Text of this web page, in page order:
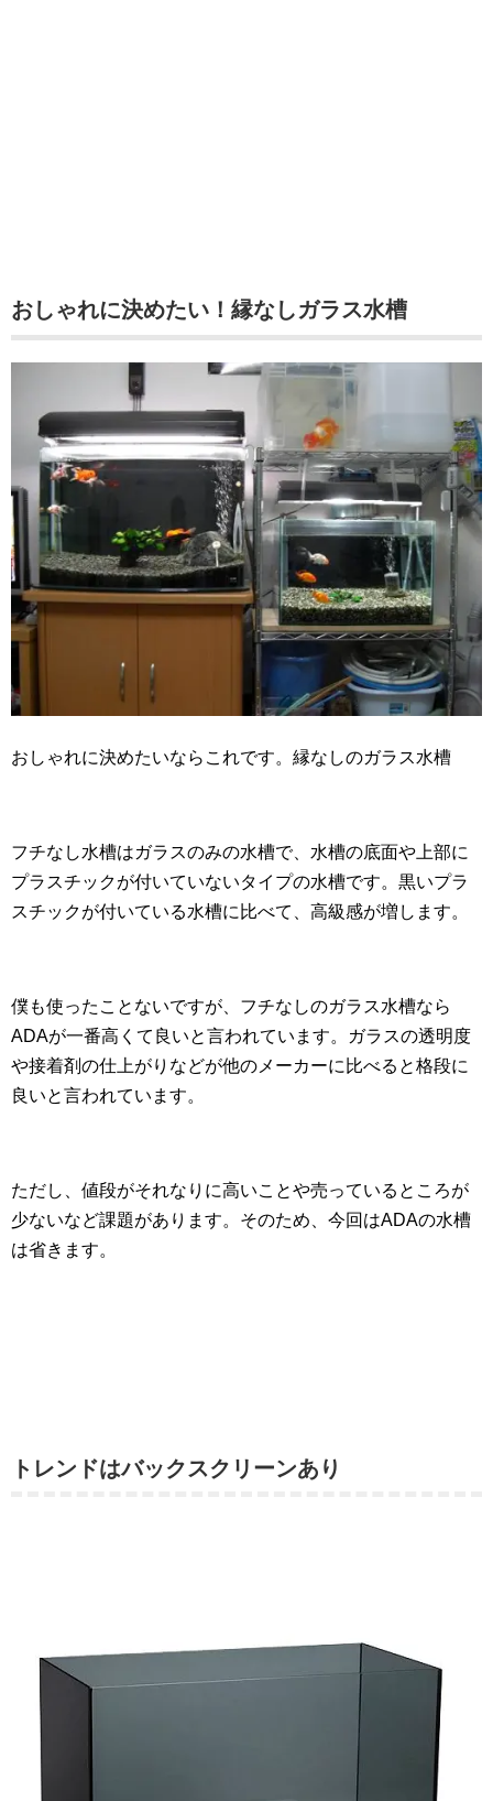
おしゃれに決めたい！縁なしガラス水槽
おしゃれに決めたいならこれです。縁なしのガラス水槽
フチなし水槽はガラスのみの水槽で、水槽の底面や上部に
プラスチックが付いていないタイプの水槽です。黒いプラ
スチックが付いている水槽に比べて、高級感が増します。
僕も使ったことないですが、フチなしのガラス水槽なら
ADAが一番高くて良いと言われています。ガラスの透明度
や接着剤の仕上がりなどが他のメーカーに比べると格段に
良いと言われています。
ただし、値段がそれなりに高いことや売っているところが
少ないなど課題があります。そのため、今回はADAの水槽
は省きます。
トレンドはバックスクリーンあり